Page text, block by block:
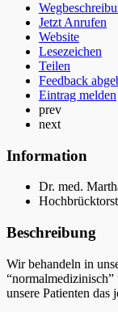
Jetzt Anrufen
Website
Lesezeichen
Teilen
Feedback
Eintrag melden
prev
next
Information
Dr. med.
Beschreibung
Wir behandeln in
unsere Patienten das